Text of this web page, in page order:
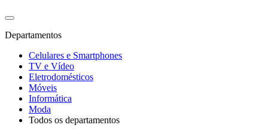
Departamentos
Celulares e Smartphones
TV e Vídeo
Eletrodomésticos
Móveis
Informática
Moda
Todos os departamentos